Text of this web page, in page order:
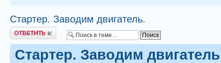
Стартер. Заводим двигатель.
Ответить
Стартер. Заводим